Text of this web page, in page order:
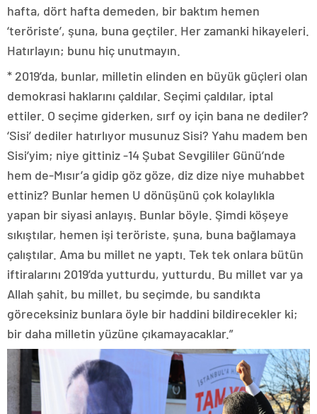
hafta, dört hafta demeden, bir baktım hemen
‘teröriste’, şuna, buna geçtiler. Her zamanki hikayeleri.
Hatırlayın; bunu hiç unutmayın.
* 2019’da, bunlar, milletin elinden en büyük güçleri olan
demokrasi haklarını çaldılar. Seçimi çaldılar, iptal
ettiler. O seçime giderken, sırf oy için bana ne dediler?
‘Sisi’ dediler hatırlıyor musunuz Sisi? Yahu madem ben
Sisi’yim; niye gittiniz -14 Şubat Sevgililer Günü’nde
hem de-Mısır’a gidip göz göze, diz dize niye muhabbet
ettiniz? Bunlar hemen U dönüşünü çok kolaylıkla
yapan bir siyasi anlayış. Bunlar böyle. Şimdi köşeye
sıkıştılar, hemen işi teröriste, şuna, buna bağlamaya
çalıştılar. Ama bu millet ne yaptı. Tek tek onlara bütün
iftiralarını 2019’da yutturdu, yutturdu. Bu millet var ya
Allah şahit, bu millet, bu seçimde, bu sandıkta
göreceksiniz bunlara öyle bir haddini bildirecekler ki;
bir daha milletin yüzüne çıkamayacaklar.”